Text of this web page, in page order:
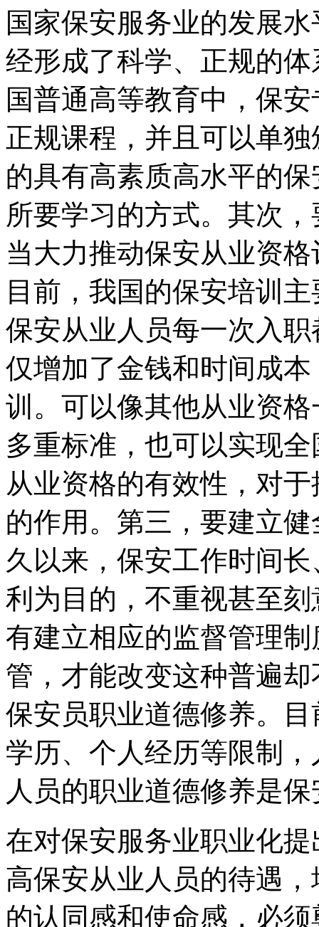
国家保安服务业的发展
经形成了科学、正规的
国普通高等教育中，保
正规课程，并且可以单
的具有高素质高水平的
所要学习的方式。其次
当大力推动保安从业资
目前，我国的保安培训
保安从业人员每一次入
仅增加了金钱和时间成
训。可以像其他从业资
多重标准，也可以实现
从业资格的有效性，对
的作用。第三，要建立
久以来，保安工作时间
利为目的，不重视甚至
有建立相应的监督管理
管，才能改变这种普遍
保安员职业道德修养。
学历、个人经历等限制
人员的职业道德修养是
在对保安服务业职业化
高保安从业人员的待遇
的认同感和使命感，必